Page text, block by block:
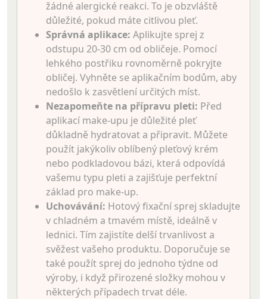
žádné alergické reakci. To je obzvláště
důležité, pokud máte citlivou pleť.
Správná aplikace: Aplikujte sprej z
odstupu 20-30 cm od obličeje. Pomocí
lehkého postřiku rovnoměrně pokryjte
obličej. Vyhněte se aplikačním bodům, aby
nedošlo k zasvětlení určitých míst.
Nezapomeňte na přípravu pleti: Před
aplikací make-upu je důležité pleť
důkladně hydratovat a připravit. Můžete
použít jakýkoliv oblíbený pleťový krém
nebo podkladovou bázi, která odpovídá
vašemu typu pleti a zajišťuje perfektní
základ pro make-up.
Uchovávání: Hotový fixační sprej skladujte
v chladném a tmavém místě, ideálně v
lednici. Tím zajistíte delší trvanlivost a
svěžest vašeho produktu. Doporučuje se
také použít sprej do jednoho týdne od
výroby, i když přirozené složky mohou v
některých případech trvat déle.